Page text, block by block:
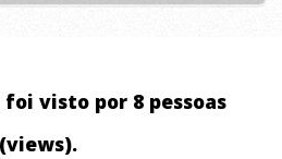
visto por 8 pessoas
(views).